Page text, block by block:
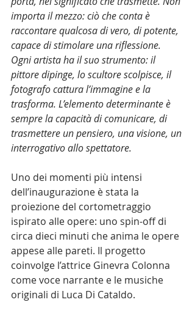
importa il mezzo: ciò che conta è
raccontare qualcosa di vero, di potente,
capace di stimolare una riflessione.
Ogni artista ha il suo strumento: il
pittore dipinge, lo scultore scolpisce, il
fotografo cattura l’immagine e la
trasforma. L’elemento determinante è
sempre la capacità di comunicare, di
trasmettere un pensiero, una visione, un
interrogativo allo spettatore.
Uno dei momenti più intensi
dell’inaugurazione è stata la
proiezione del cortometraggio
ispirato alle opere: uno spin-off di
circa dieci minuti che anima le opere
appese alle pareti. Il progetto
coinvolge l’attrice Ginevra Colonna
come voce narrante e le musiche
originali di Luca Di Cataldo.